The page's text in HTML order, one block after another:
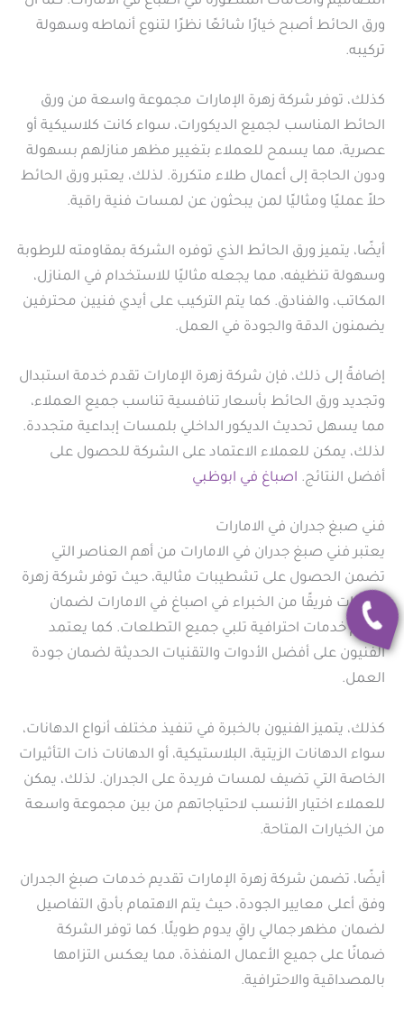
ورق الحائط أصبح خيارًا شائعًا نظرًا لتنوع أنماطه وسهولة
تركيبه.
كذلك، توفر شركة زهرة الإمارات مجموعة واسعة من ورق
الحائط المناسب لجميع الديكورات، سواء كانت كلاسيكية أو
عصرية، مما يسمح للعملاء بتغيير مظهر منازلهم بسهولة
ودون الحاجة إلى أعمال طلاء متكررة. لذلك، يعتبر ورق الحائط
حلاً عمليًا ومثاليًا لمن يبحثون عن لمسات فنية راقية.
أيضًا، يتميز ورق الحائط الذي توفره الشركة بمقاومته للرطوبة
وسهولة تنظيفه، مما يجعله مثاليًا للاستخدام في المنازل،
المكاتب، والفنادق. كما يتم التركيب على أيدي فنيين محترفين
يضمنون الدقة والجودة في العمل.
إضافةً إلى ذلك، فإن شركة زهرة الإمارات تقدم خدمة استبدال
وتجديد ورق الحائط بأسعار تنافسية تناسب جميع العملاء،
مما يسهل تحديث الديكور الداخلي بلمسات إبداعية متجددة.
لذلك، يمكن للعملاء الاعتماد على الشركة للحصول على
أفضل النتائج. اصباغ في ابوظبي
فني صبغ جدران في الامارات
يعتبر فني صبغ جدران في الامارات من أهم العناصر التي
تضمن الحصول على تشطيبات مثالية، حيث توفر شركة زهرة
الإمارات فريقًا من الخبراء في اصباغ في الامارات لضمان
تقديم خدمات احترافية تلبي جميع التطلعات. كما يعتمد
الفنيون على أفضل الأدوات والتقنيات الحديثة لضمان جودة
العمل.
كذلك، يتميز الفنيون بالخبرة في تنفيذ مختلف أنواع الدهانات،
سواء الدهانات الزيتية، البلاستيكية، أو الدهانات ذات التأثيرات
الخاصة التي تضيف لمسات فريدة على الجدران. لذلك، يمكن
للعملاء اختيار الأنسب لاحتياجاتهم من بين مجموعة واسعة
من الخيارات المتاحة.
أيضًا، تضمن شركة زهرة الإمارات تقديم خدمات صبغ الجدران
وفق أعلى معايير الجودة، حيث يتم الاهتمام بأدق التفاصيل
لضمان مظهر جمالي راقٍ يدوم طويلًا. كما توفر الشركة
ضمانًا على جميع الأعمال المنفذة، مما يعكس التزامها
بالمصداقية والاحترافية.